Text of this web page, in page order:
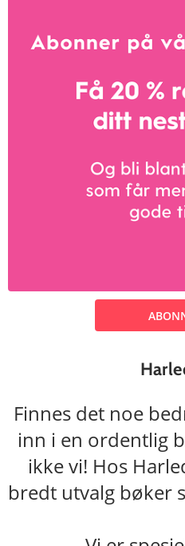
Finnes det noe
inn i en ordentlig
ikke vi! Hos
bredt utvalg bøker